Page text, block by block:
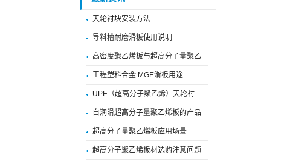
天轮衬块安装方法
导料槽耐磨滑板使用说明
高密度聚乙烯板与超高分子量聚乙
工程塑料合金 MGE滑板用途
UPE（超高分子聚乙烯）天轮衬
自润滑超高分子量聚乙烯板的产品
超高分子量聚乙烯板应用场景
超高分子聚乙烯板材选购注意问题